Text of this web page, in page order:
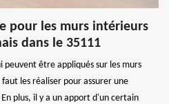
pour les murs intérieurs
dans le 35111
peuvent être appliqués sur les murs
les réaliser pour assurer une
plus, il y a un apport d'un certain